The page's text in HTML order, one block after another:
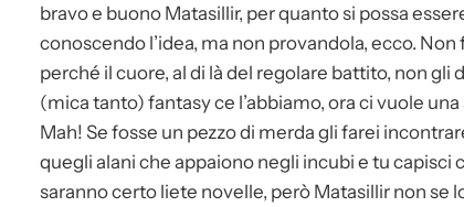
bravo e buono Matasillir, per quanto si possa
conoscendo l’idea, ma non provandola, ecco.
perché il cuore, al di là del regolare battito, non
(mica tanto) fantasy ce l’abbiamo, ora ci vuole
Mah! Se fosse un pezzo di merda gli farei
quegli alani che appaiono negli incubi e tu capisci
saranno certo liete novelle, però Matasillir non se